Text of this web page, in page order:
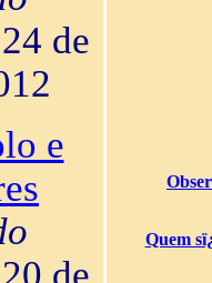
de
e
de
Quem